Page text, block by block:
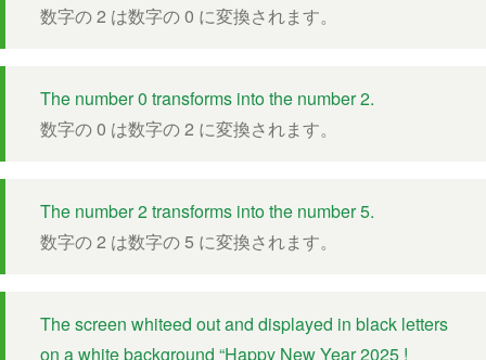
数字の 2 は数字の 0 に変換されます。
The number 0 transforms into the number 2.
数字の 0 は数字の 2 に変換されます。
The number 2 transforms into the number 5.
数字の 2 は数字の 5 に変換されます。
The screen whiteed out and displayed in black letters
on a white background “Happy New Year 2025 !